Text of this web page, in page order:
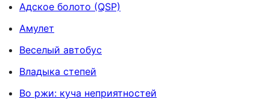
Адское болото (QSP)
Амулет
Веселый автобус
Владыка степей
Во ржи: куча неприятностей